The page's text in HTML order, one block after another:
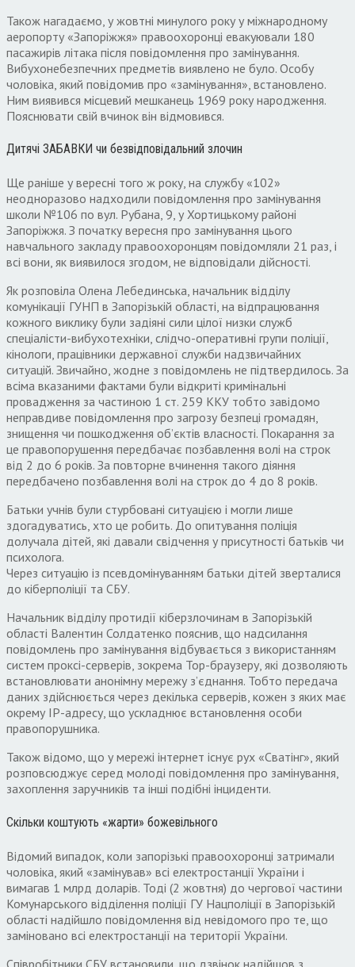
Також нагадаємо, у жовтні минулого року у міжнародному
аеропорту «Запоріжжя» правоохоронці евакуювали 180
пасажирів літака після повідомлення про замінування.
Вибухонебезпечних предметів виявлено не було. Особу
чоловіка, який повідомив про «замінування», встановлено.
Ним виявився місцевий мешканець 1969 року народження.
Пояснювати свій вчинок він відмовився.
Дитячі ЗАБАВКИ чи безвідповідальний злочин
Ще раніше у вересні того ж року, на службу «102»
неодноразово надходили повідомлення про замінування
школи №106 по вул. Рубана, 9, у Хортицькому районі
Запоріжжя. З початку вересня про замінування цього
навчального закладу правоохоронцям повідомляли 21 раз, і
всі вони, як виявилося згодом, не відповідали дійсності.
Як розповіла Олена Лебединська, начальник відділу
комунікації ГУНП в Запорізькій області, на відпрацювання
кожного виклику були задіяні сили цілої низки служб
спеціалісти-вибухотехніки, слідчо-оперативні групи поліції,
кінологи, працівники державної служби надзвичайних
ситуацій. Звичайно, жодне з повідомлень не підтвердилось. За
всіма вказаними фактами були відкриті кримінальні
провадження за частиною 1 ст. 259 ККУ тобто завідомо
неправдиве повідомлення про загрозу безпеці громадян,
знищення чи пошкодження об’єктів власності. Покарання за
це правопорушення передбачає позбавлення волі на строк
від 2 до 6 років. За повторне вчинення такого діяння
передбачено позбавлення волі на строк до 4 до 8 років.
Батьки учнів були стурбовані ситуацією і могли лише
здогадуватись, хто це робить. До опитування поліція
долучала дітей, які давали свідчення у присутності батьків чи
психолога.
Через ситуацію із псевдомінуванням батьки дітей зверталися
до кіберполіції та СБУ.
Начальник відділу протидії кіберзлочинам в Запорізькій
області Валентин Солдатенко пояснив, що надсилання
повідомлень про замінування відбувається з використанням
систем проксі-серверів, зокрема Тор-браузеру, які дозволяють
встановлювати анонімну мережу з’єднання. Тобто передача
даних здійснюється через декілька серверів, кожен з яких має
окрему ІР-адресу, що ускладнює встановлення особи
правопорушника.
Також відомо, що у мережі інтернет існує рух «Сватінг», який
розповсюджує серед молоді повідомлення про замінування,
захоплення заручників та інші подібні інциденти.
Скільки коштують «жарти» божевільного
Відомий випадок, коли запорізькі правоохоронці затримали
чоловіка, який «замінував» всі електростанції України і
вимагав 1 млрд доларів. Тоді (2 жовтня) до чергової частини
Комунарського відділення поліції ГУ Нацполіції в Запорізькій
області надійшло повідомлення від невідомого про те, що
заміновано всі електростанції на території України.
Співробітники СБУ встановили, що дзвінок надійшов з